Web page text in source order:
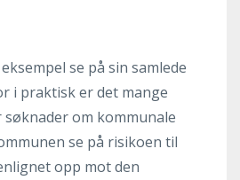
se på sin samlede
i praktisk er det mange
om kommunale
se på risikoen til
opp mot den